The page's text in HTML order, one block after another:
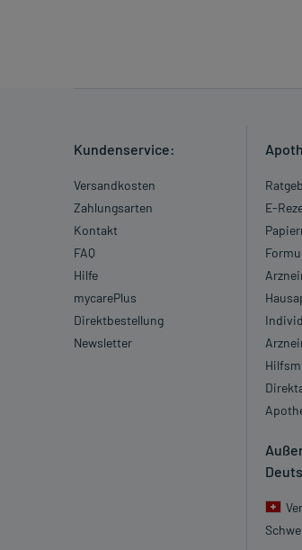
Kundenservice:
Versandkosten
Zahlungsarten
Kontakt
FAQ
Hilfe
mycarePlus
Direktbestellung
Newsletter
E-